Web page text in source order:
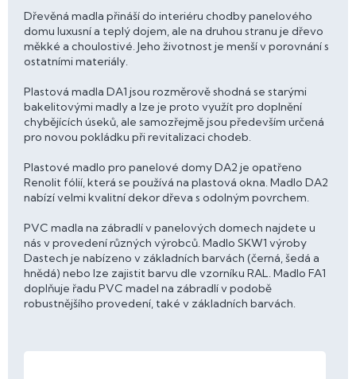
Dřevěná madla přináší do interiéru chodby panelového
domu luxusní a teplý dojem, ale na druhou stranu je dřevo
měkké a choulostivé. Jeho životnost je menší v porovnání s
ostatními materiály.
Plastová madla DA1 jsou rozměrově shodná se starými
bakelitovými madly a lze je proto využít pro doplnění
chybějících úseků, ale samozřejmě jsou především určená
pro novou pokládku při revitalizaci chodeb.
Plastové madlo pro panelové domy DA2 je opatřeno
Renolit fólií, která se používá na plastová okna. Madlo DA2
nabízí velmi kvalitní dekor dřeva s odolným povrchem.
PVC madla na zábradlí v panelových domech najdete u
nás v provedení různých výrobců. Madlo SKW1 výroby
Dastech je nabízeno v základních barvách (černá, šedá a
hnědá) nebo lze zajistit barvu dle vzorníku RAL. Madlo FA1
doplňuje řadu PVC madel na zábradlí v podobě
robustnějšího provedení, také v základních barvách.